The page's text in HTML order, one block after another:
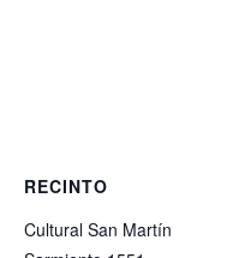
RECINTO
Cultural San Martín